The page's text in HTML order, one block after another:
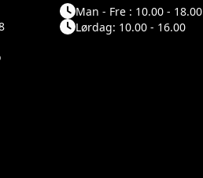
Man - Fre : 10.00 - 18.00
Lørdag: 10.00 - 16.00